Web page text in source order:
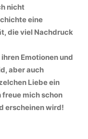
nicht
eine
die viel Nachdruck
Emotionen und
aber auch
Liebe ein
mich schon
erscheinen wird!